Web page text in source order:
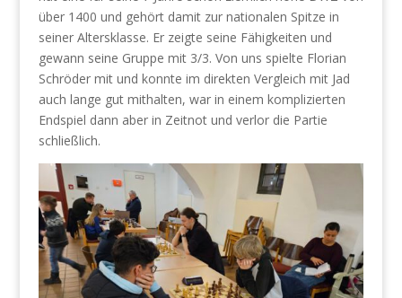
über 1400 und gehört damit zur nationalen Spitze in
seiner Altersklasse. Er zeigte seine Fähigkeiten und
gewann seine Gruppe mit 3/3. Von uns spielte Florian
Schröder mit und konnte im direkten Vergleich mit Jad
auch lange gut mithalten, war in einem komplizierten
Endspiel dann aber in Zeitnot und verlor die Partie
schließlich.